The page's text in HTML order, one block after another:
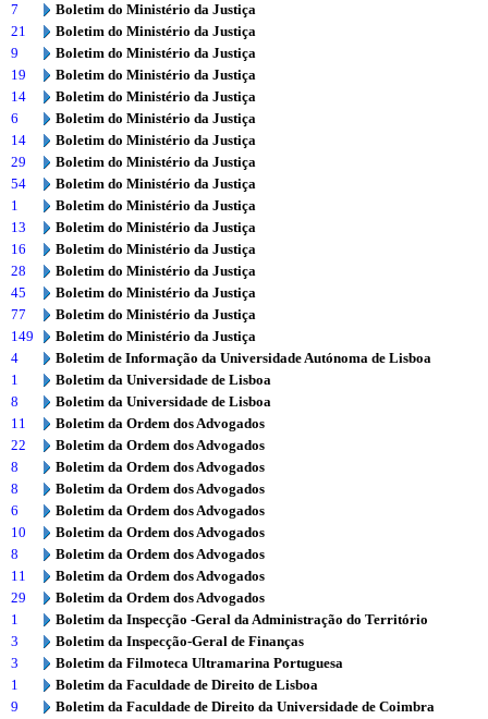
7
Boletim do Ministério da Justiça
21
Boletim do Ministério da Justiça
9
Boletim do Ministério da Justiça
19
Boletim do Ministério da Justiça
14
Boletim do Ministério da Justiça
6
Boletim do Ministério da Justiça
14
Boletim do Ministério da Justiça
29
Boletim do Ministério da Justiça
54
Boletim do Ministério da Justiça
1
Boletim do Ministério da Justiça
13
Boletim do Ministério da Justiça
16
Boletim do Ministério da Justiça
28
Boletim do Ministério da Justiça
45
Boletim do Ministério da Justiça
77
Boletim do Ministério da Justiça
149
Boletim do Ministério da Justiça
4
Boletim de Informação da Universidade Autónoma de Lisboa
1
Boletim da Universidade de Lisboa
8
Boletim da Universidade de Lisboa
11
Boletim da Ordem dos Advogados
22
Boletim da Ordem dos Advogados
8
Boletim da Ordem dos Advogados
8
Boletim da Ordem dos Advogados
6
Boletim da Ordem dos Advogados
10
Boletim da Ordem dos Advogados
8
Boletim da Ordem dos Advogados
11
Boletim da Ordem dos Advogados
29
Boletim da Ordem dos Advogados
1
Boletim da Inspecção -Geral da Administração do Território
3
Boletim da Inspecção-Geral de Finanças
3
Boletim da Filmoteca Ultramarina Portuguesa
1
Boletim da Faculdade de Direito de Lisboa
9
Boletim da Faculdade de Direito da Universidade de Coimbra